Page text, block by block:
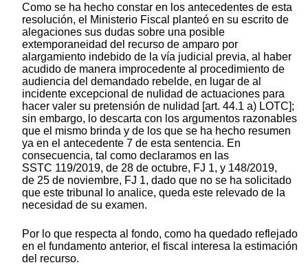
Como se ha hecho constar en los antecedentes de esta
resolución, el Ministerio Fiscal planteó en su escrito de
alegaciones sus dudas sobre una posible
extemporaneidad del recurso de amparo por
alargamiento indebido de la vía judicial previa, al haber
acudido de manera improcedente al procedimiento de
audiencia del demandado rebelde, en lugar de al
incidente excepcional de nulidad de actuaciones para
hacer valer su pretensión de nulidad [art. 44.1 a) LOTC];
sin embargo, lo descarta con los argumentos razonables
que el mismo brinda y de los que se ha hecho resumen
ya en el antecedente 7 de esta sentencia. En
consecuencia, tal como declaramos en las
SSTC 119/2019, de 28 de octubre, FJ 1, y 148/2019,
de 25 de noviembre, FJ 1, dado que no se ha solicitado
que este tribunal lo analice, queda este relevado de la
necesidad de su examen.
Por lo que respecta al fondo, como ha quedado reflejado
en el fundamento anterior, el fiscal interesa la estimación
del recurso.